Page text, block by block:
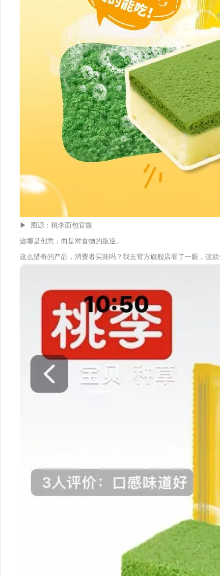
▶ 图源：桃李面包官微
这哪是创意，而是对食物的叛逆。
这么猎奇的产品，消费者买账吗？我去官方旗舰店看了一眼，这